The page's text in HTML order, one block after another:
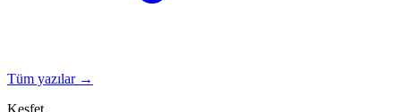
Tüm yazılar →
Keşfet